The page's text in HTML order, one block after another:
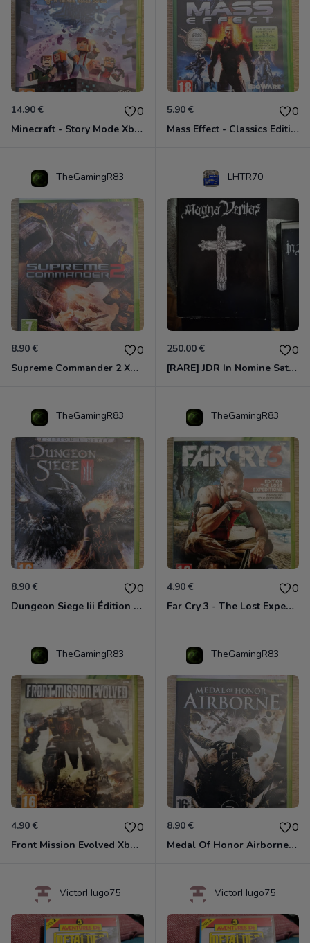
14.90 € 0
Minecraft - Story Mode Xbox 360
5.90 € 0
Mass Effect - Classics Edition Xbox 360
TheGamingR83
8.90 € 0
Supreme Commander 2 Xbox 360
LHTR70
250.00 € 0
[RARE] JDR In Nomine Satanis / Magna Veritas – 1ère Édition BOÎTE (DOS BLANC, 1989) - CROC / Siroz
TheGamingR83
8.90 € 0
Dungeon Siege Iii Édition Limitée - Vf Intégrale Xbox 360
TheGamingR83
4.90 € 0
Far Cry 3 - The Lost Expeditions - Edition Spéciale Xbox 360
TheGamingR83
4.90 € 0
Front Mission Evolved Xbox 360
TheGamingR83
8.90 € 0
Medal Of Honor Airborne Xbox 360
VictorHugo75 VictorHugo75